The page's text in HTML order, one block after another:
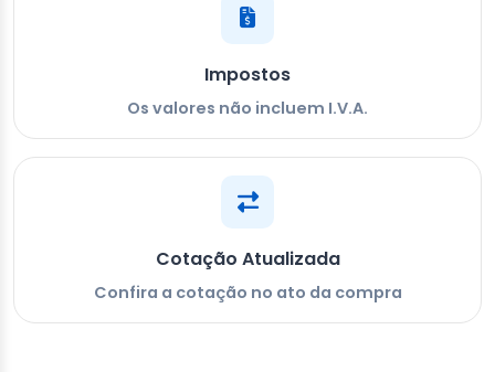
Impostos
Os valores não incluem I.V.A.
Cotação Atualizada
Confira a cotação no ato da compra